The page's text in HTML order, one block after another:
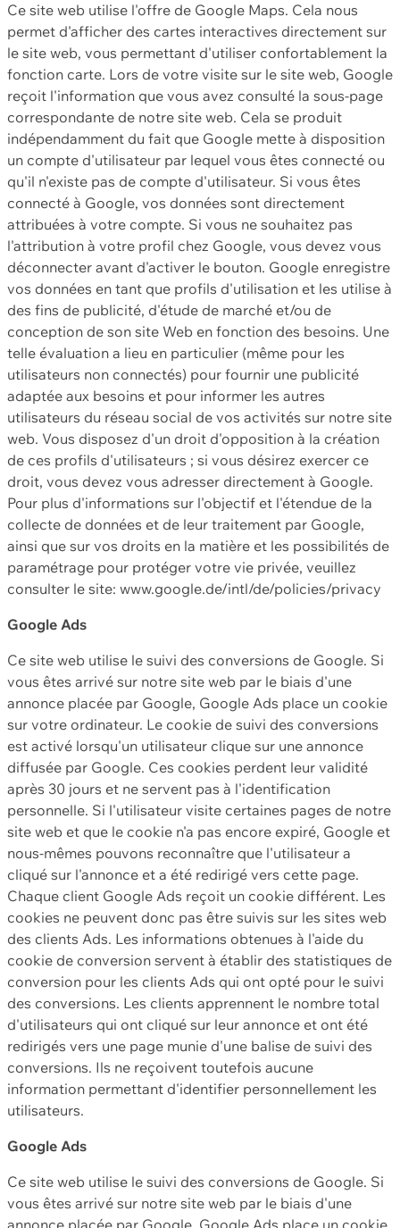
Ce site web utilise l'offre de Google Maps. Cela nous
permet d'afficher des cartes interactives directement sur
le site web, vous permettant d'utiliser confortablement la
fonction carte. Lors de votre visite sur le site web, Google
reçoit l'information que vous avez consulté la sous-page
correspondante de notre site web. Cela se produit
indépendamment du fait que Google mette à disposition
un compte d'utilisateur par lequel vous êtes connecté ou
qu'il n'existe pas de compte d'utilisateur. Si vous êtes
connecté à Google, vos données sont directement
attribuées à votre compte. Si vous ne souhaitez pas
l'attribution à votre profil chez Google, vous devez vous
déconnecter avant d'activer le bouton. Google enregistre
vos données en tant que profils d'utilisation et les utilise à
des fins de publicité, d'étude de marché et/ou de
conception de son site Web en fonction des besoins. Une
telle évaluation a lieu en particulier (même pour les
utilisateurs non connectés) pour fournir une publicité
adaptée aux besoins et pour informer les autres
utilisateurs du réseau social de vos activités sur notre site
web. Vous disposez d'un droit d'opposition à la création
de ces profils d'utilisateurs ; si vous désirez exercer ce
droit, vous devez vous adresser directement à Google.
Pour plus d'informations sur l'objectif et l'étendue de la
collecte de données et de leur traitement par Google,
ainsi que sur vos droits en la matière et les possibilités de
paramétrage pour protéger votre vie privée, veuillez
consulter le site: www.google.de/intl/de/policies/privacy
Google Ads
Ce site web utilise le suivi des conversions de Google. Si
vous êtes arrivé sur notre site web par le biais d'une
annonce placée par Google, Google Ads place un cookie
sur votre ordinateur. Le cookie de suivi des conversions
est activé lorsqu'un utilisateur clique sur une annonce
diffusée par Google. Ces cookies perdent leur validité
après 30 jours et ne servent pas à l'identification
personnelle. Si l'utilisateur visite certaines pages de notre
site web et que le cookie n'a pas encore expiré, Google et
nous-mêmes pouvons reconnaître que l'utilisateur a
cliqué sur l'annonce et a été redirigé vers cette page.
Chaque client Google Ads reçoit un cookie différent. Les
cookies ne peuvent donc pas être suivis sur les sites web
des clients Ads. Les informations obtenues à l'aide du
cookie de conversion servent à établir des statistiques de
conversion pour les clients Ads qui ont opté pour le suivi
des conversions. Les clients apprennent le nombre total
d'utilisateurs qui ont cliqué sur leur annonce et ont été
redirigés vers une page munie d'une balise de suivi des
conversions. Ils ne reçoivent toutefois aucune
information permettant d'identifier personnellement les
utilisateurs.
Google Ads
Ce site web utilise le suivi des conversions de Google. Si
vous êtes arrivé sur notre site web par le biais d'une